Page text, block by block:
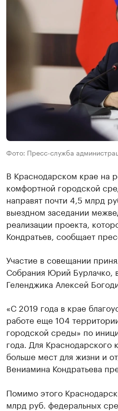
Фото: Пресс-служба
В Краснодарском крае на
комфортной городской
направят почти 4,5 млрд
выездном заседании
реализации проекта,
Кондратьев, сообщает
Участие в совещании
Собрания Юрий Бурлачко,
Геленджика Алексей
«С 2019 года в крае
работе еще 104
городской среды» по
года. Для Краснодарского
больше мест для жизни и
Вениамина Кондратьева
Помимо этого
млрд руб. федеральных